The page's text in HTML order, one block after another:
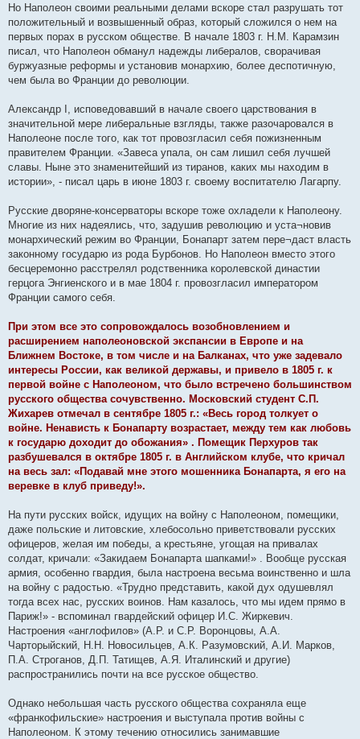
Но Наполеон своими реальными делами вскоре стал разрушать тот
положительный и возвышенный образ, который сложился о нем на
первых порах в русском обществе. В начале 1803 г. Н.М. Карамзин
писал, что Наполеон обманул надежды либералов, сворачивая
буржуазные реформы и установив монархию, более деспотичную,
чем была во Франции до революции.
Александр I, исповедовавший в начале своего царствования в
значительной мере либеральные взгляды, также разочаровался в
Наполеоне после того, как тот провозгласил себя пожизненным
правителем Франции. «Завеса упала, он сам лишил себя лучшей
славы. Ныне это знаменитейший из тиранов, каких мы находим в
истории», - писал царь в июне 1803 г. своему воспитателю Лагарпу.
Русские дворяне-консерваторы вскоре тоже охладели к Наполеону.
Многие из них надеялись, что, задушив революцию и уста¬новив
монархический режим во Франции, Бонапарт затем пере¬даст власть
законному государю из рода Бурбонов. Но Наполеон вместо этого
бесцеремонно расстрелял родственника королевской династии
герцога Энгиенского и в мае 1804 г. провозгласил императором
Франции самого себя.
При этом все это сопровождалось возобновлением и
расширением наполеоновской экспансии в Европе и на
Ближнем Востоке, в том числе и на Балканах, что уже задевало
интересы России, как великой державы, и привело в 1805 г. к
первой войне с Наполеоном, что было встречено большинством
русского общества сочувственно. Московский студент С.П.
Жихарев отмечал в сентябре 1805 г.: «Весь город толкует о
войне. Ненависть к Бонапарту возрастает, между тем как любовь
к государю доходит до обожания» . Помещик Перхуров так
разбушевался в октябре 1805 г. в Английском клубе, что кричал
на весь зал: «Подавай мне этого мошенника Бонапарта, я его на
веревке в клуб приведу!».
На пути русских войск, идущих на войну с Наполеоном, помещики,
даже польские и литовские, хлебосольно приветствовали русских
офицеров, желая им победы, а крестьяне, угощая на привалах
солдат, кричали: «Закидаем Бонапарта шапками!» . Вообще русская
армия, особенно гвардия, была настроена весьма воинственно и шла
на войну с радостью. «Трудно представить, какой дух одушевлял
тогда всех нас, русских воинов. Нам казалось, что мы идем прямо в
Париж!» - вспоминал гвардейский офицер И.С. Жиркевич.
Настроения «англофилов» (А.Р. и С.Р. Воронцовы, А.А.
Чарторыйский, Н.Н. Новосильцев, А.К. Разумовский, А.И. Марков,
П.А. Строганов, Д.П. Татищев, А.Я. Италинский и другие)
распространились почти на все русское общество.
Однако небольшая часть русского общества сохраняла еще
«франкофильские» настроения и выступала против войны с
Наполеоном. К этому течению относились занимавшие